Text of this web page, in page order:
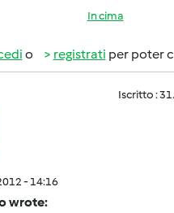
In cima
o registrati per poter
Iscritto :
- 14:16
wrote: